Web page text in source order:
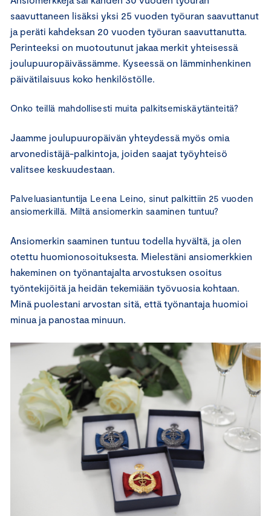
saavuttaneen lisäksi yksi 25 vuoden työuran saavuttanut
ja peräti kahdeksan 20 vuoden työuran saavuttanutta.
Perinteeksi on muotoutunut jakaa merkit yhteisessä
joulupuuropäivässämme. Kyseessä on lämminhenkinen
päivätilaisuus koko henkilöstölle.
Onko teillä mahdollisesti muita palkitsemiskäytänteitä?
Jaamme joulupuuropäivän yhteydessä myös omia
arvonedistäjä-palkintoja, joiden saajat työyhteisö
valitsee keskuudestaan.
Palveluasiantuntija Leena Leino, sinut palkittiin 25 vuoden
ansiomerkillä. Miltä ansiomerkin saaminen tuntuu?
Ansiomerkin saaminen tuntuu todella hyvältä, ja olen
otettu huomionosoituksesta. Mielestäni ansiomerkkien
hakeminen on työnantajalta arvostuksen osoitus
työntekijöitä ja heidän tekemiään työvuosia kohtaan.
Minä puolestani arvostan sitä, että työnantaja huomioi
minua ja panostaa minuun.